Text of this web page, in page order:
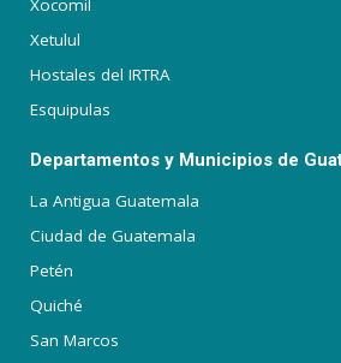
Xocomil
Xetulul
Hostales del IRTRA
Esquipulas
Departamentos y Municipios de
La Antigua Guatemala
Ciudad de Guatemala
Petén
Quiché
San Marcos